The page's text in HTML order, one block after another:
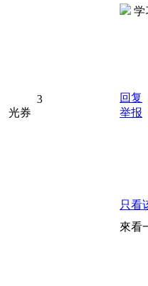
3
光券
学
回复
举报
只看
來看